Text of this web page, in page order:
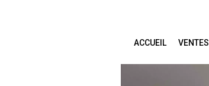
ACCUEIL VENTES